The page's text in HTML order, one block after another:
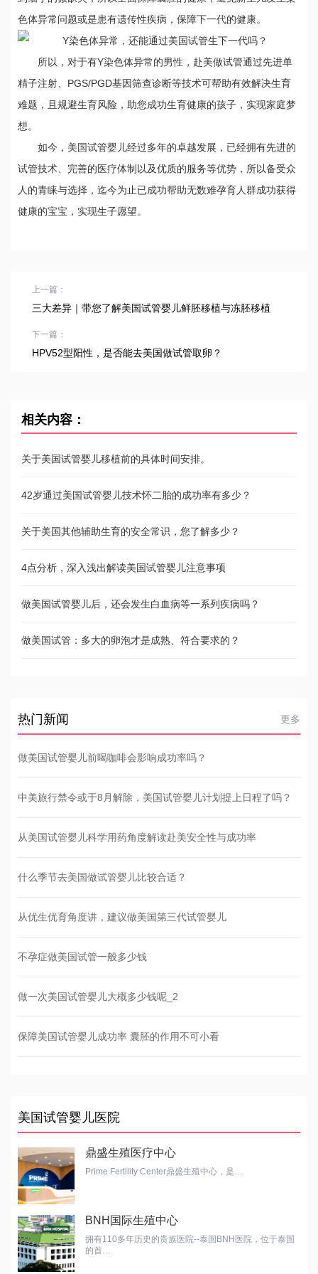
色体异常问题或是患有遗传性疾病，保障下一代的健康。
所以，对于有Y染色体异常的男性，赴美做试管通过先进单
精子注射、PGS/PGD基因筛查诊断等技术可帮助有效解决生育
难题，且规避生育风险，助您成功生育健康的孩子，实现家庭梦
想。
如今，美国试管婴儿经过多年的卓越发展，已经拥有先进的
试管技术、完善的医疗体制以及优质的服务等优势，所以备受众
人的青睐与选择，迄今为止已成功帮助无数难孕育人群成功获得
健康的宝宝，实现生子愿望。
上一篇：
三大差异｜带您了解美国试管婴儿鲜胚移植与冻胚移植
下一篇：
HPV52型阳性，是否能去美国做试管取卵？
相关内容：
关于美国试管婴儿移植前的具体时间安排。
42岁通过美国试管婴儿技术怀二胎的成功率有多少？
关于美国其他辅助生育的安全常识，您了解多少？
4点分析，深入浅出解读美国试管婴儿注意事项
做美国试管婴儿后，还会发生白血病等一系列疾病吗？
做美国试管：多大的卵泡才是成熟、符合要求的？
热门新闻 更多
做美国试管婴儿前喝咖啡会影响成功率吗？
中美旅行禁令或于8月解除，美国试管婴儿计划提上日程了吗？
从美国试管婴儿科学用药角度解读赴美安全性与成功率
什么季节去美国做试管婴儿比较合适？
从优生优育角度讲，建议做美国第三代试管婴儿
不孕症做美国试管一般多少钱
做一次美国试管婴儿大概多少钱呢_2
保障美国试管婴儿成功率 囊胚的作用不可小看
美国试管婴儿医院
鼎盛生殖医疗中心
Prime Fertility Center鼎盛生殖中心，是…
BNH国际生殖中心
拥有110多年历史的贵族医院--泰国BNH医院，位于泰国
的首…